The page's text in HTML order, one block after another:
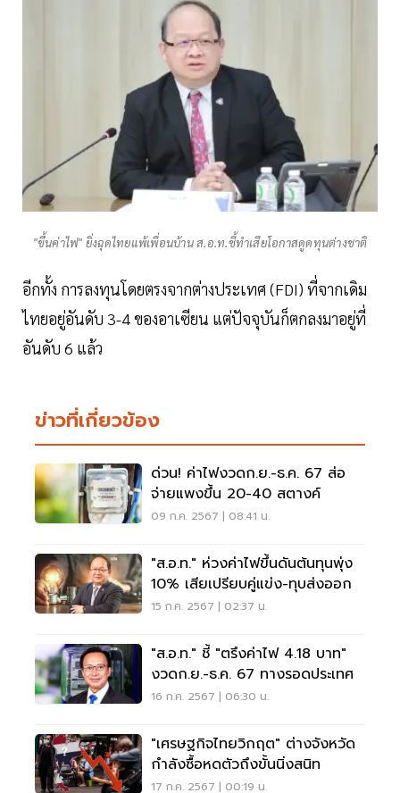
"ขึ้นค่าไฟ" ยิ่งฉุดไทยแพ้เพื่อนบ้าน ส.อ.ท.ชี้ทำเสียโอกาสดูดทุนต่างชาติ
อีกทั้ง การลงทุนโดยตรงจากต่างประเทศ (FDI) ที่จากเดิม
ไทยอยู่อันดับ 3-4 ของอาเซียน แต่ปัจจุบันก็ตกลงมาอยู่ที่
อันดับ 6 แล้ว
ข่าวที่เกี่ยวข้อง
ด่วน! ค่าไฟงวดก.ย.-ธ.ค. 67 ส่อ
จ่ายแพงขึ้น 20-40 สตางค์
09 ก.ค. 2567 | 08:41 น.
"ส.อ.ท." ห่วงค่าไฟขึ้นดันต้นทุนพุ่ง
10% เสียเปรียบคู่แข่ง-ทุบส่งออก
15 ก.ค. 2567 | 02:37 น.
"ส.อ.ท." ชี้ "ตรึงค่าไฟ 4.18 บาท"
งวดก.ย.-ธ.ค. 67 ทางรอดประเทศ
16 ก.ค. 2567 | 06:30 น.
"เศรษฐกิจไทยวิกฤต" ต่างจังหวัด
กำลังซื้อหดตัวถึงขั้นนิ่งสนิท
17 ก.ค. 2567 | 00:19 น.